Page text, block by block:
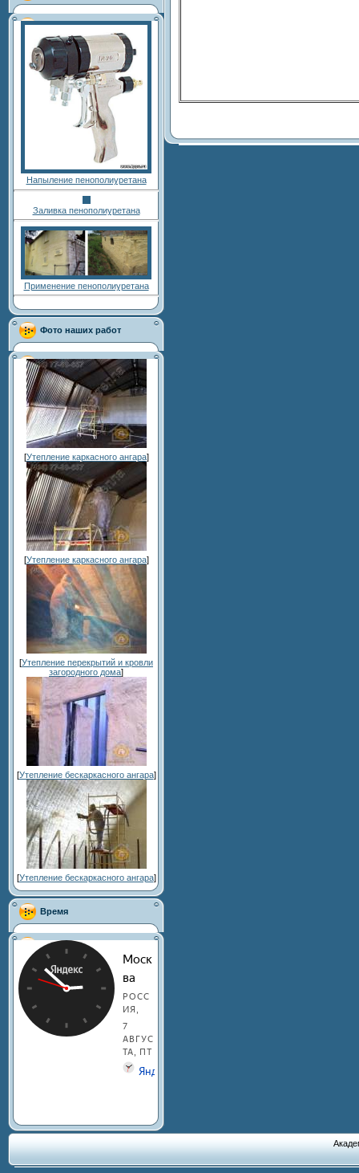
Напыление пенополиуретана
Заливка пенополиуретана
Применение пенополиуретана
Фото наших работ
[Утепление каркасного ангара]
[Утепление каркасного ангара]
[Утепление перекрытий и кровли
загородного дома]
[Утепление бескаркасного ангара]
[Утепление бескаркасного ангара]
Время